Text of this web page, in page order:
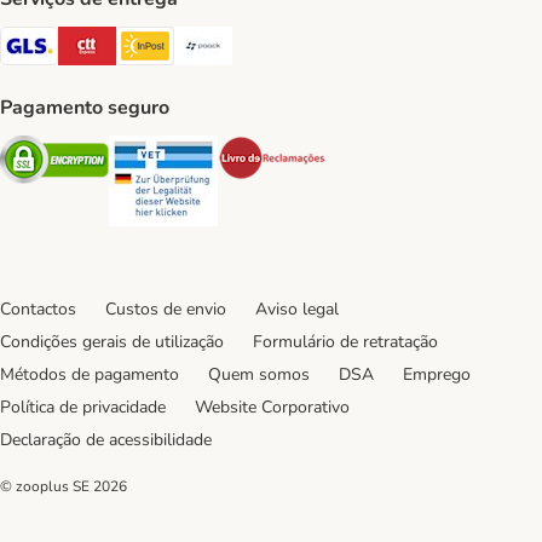
GLS Shipping Method
CTTExpress Shipping Method
InPost Shipping Method
Pagamento seguro
Security Security
Contactos Custos de envio
Aviso legal
Condições gerais de utilização
Formulário de retratação
Métodos de pagamento
Quem somos DSA
Emprego
Política de privacidade
Website Corporativo
Declaração de acessibilidade
© zooplus SE 2026